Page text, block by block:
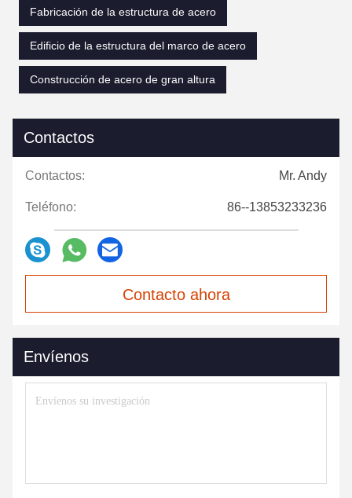
Fabricación de la estructura de acero
Edificio de la estructura del marco de acero
Construcción de acero de gran altura
Contactos
Contactos: Mr. Andy
Teléfono: 86--13853233236
Contacto ahora
Envíenos